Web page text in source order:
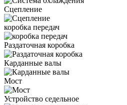
Сцепление
коробка передач
Раздаточная коробка
Карданные валы
Мост
Устройство седельное